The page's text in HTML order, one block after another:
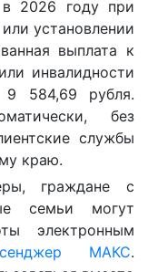
2026 году при
установлении
выплата к
инвалидности
584,69 рубля.
без
службы
краю.
граждане с
семьи могут
электронным
МАКС.